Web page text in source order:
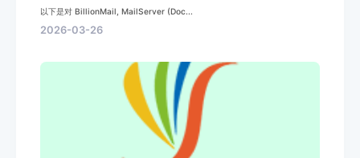
以下是对 BillionMail, MailServer (Doc...
2026-03-26